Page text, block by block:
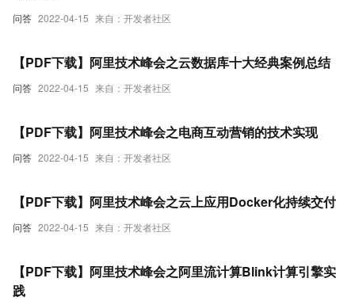
问答 2022-04-15 来自：开发者社区
问答 2022-04-15 来自：开发者社区
【PDF下载】阿里技术峰会之云数据库十大经典案例总结
问答 2022-04-15 来自：开发者社区
【PDF下载】阿里技术峰会之电商互动营销的技术实现
问答 2022-04-15 来自：开发者社区
【PDF下载】阿里技术峰会之云上应用Docker化持续交付
【PDF下载】阿里技术峰会之阿里流计算Blink计算引擎实
践